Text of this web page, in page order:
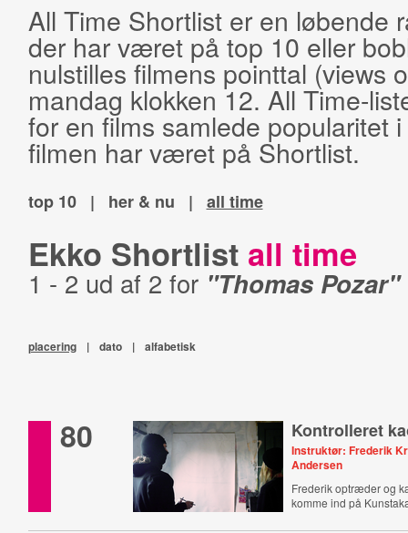
All Time Shortlist er en løbende
der har været på top 10 eller
nulstilles filmens pointtal (views
mandag klokken 12. All Time-
for en films samlede popularitet
filmen har været på Shortlist.
top 10 | her & nu | all time
Ekko Shortlist all time
1 - 2 ud af 2 for "Thomas Pozar"
placering | dato | alfabetisk
80 Kontrolleret
Instruktør: Frederik
Andersen
Frederik optræder og
komme ind på